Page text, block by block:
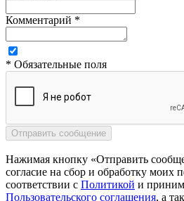
Комментарий *
* Обязательные поля
Нажимая кнопку «Отправить
согласие на сбор и обработку моих
соответствии с Политикой и
Пользовательского соглашения, а